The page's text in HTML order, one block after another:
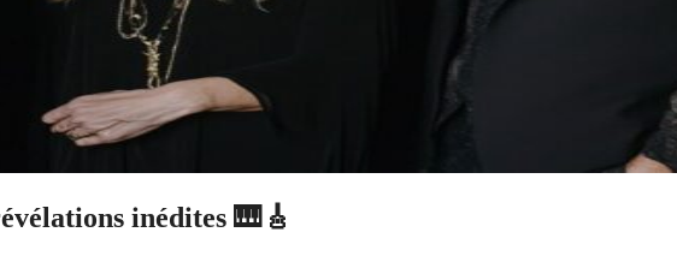
inédites 🎹🎸